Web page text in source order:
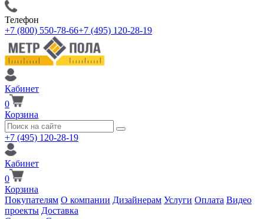
Телефон
+7 (800) 550-78-66+7 (495) 120-28-19
Кабинет
0
Корзина
+7 (495) 120-28-19
Кабинет
0
Корзина
Покупателям О компании Дизайнерам Услуги Оплата Видео
проекты Доставка